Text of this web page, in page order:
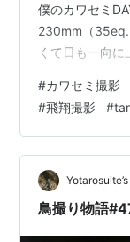
僕のカワセミ
230mm（
くて日も一向
ISOはマックス
ピードが稼げな
も大分乗ってる
だせっかく来た
ちょっと過ぎ
#カワセミ撮影
#飛翔撮影 #
鳥撮り物語